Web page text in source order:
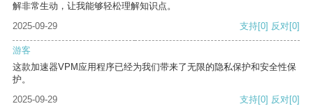
解非常生动，让我能够轻松理解知识点。
2025-09-29
支持[0] 反对[0]
游客
这款加速器VPM应用程序已经为我们带来了无限的隐私保护和安全性保
护。
2025-09-29
支持[0] 反对[0]